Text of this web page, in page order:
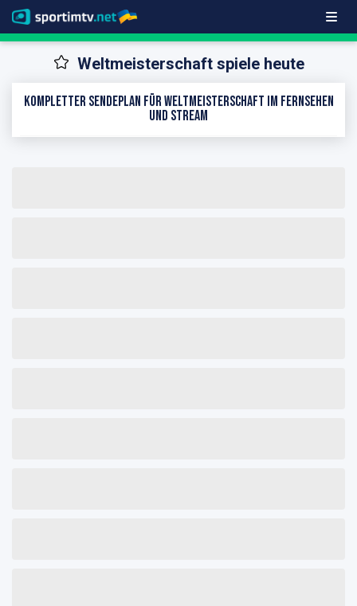
Weltmeisterschaft spiele heute
Kompletter Sendeplan für Weltmeisterschaft im Fernsehen
und Stream